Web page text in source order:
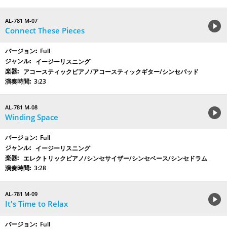
AL-781 M-07
Connect These Pieces
Full
イージーリスニング
アコースティックピアノ/アコースティックギター/シンセパッド
3:23
AL-781 M-08
Winding Space
Full
イージーリスニング
エレクトリックピアノ/シンセサイザー/シンセベース/シンセドラム
3:28
AL-781 M-09
It's Time to Relax
Full